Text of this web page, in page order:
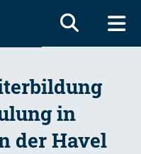
in
der Havel